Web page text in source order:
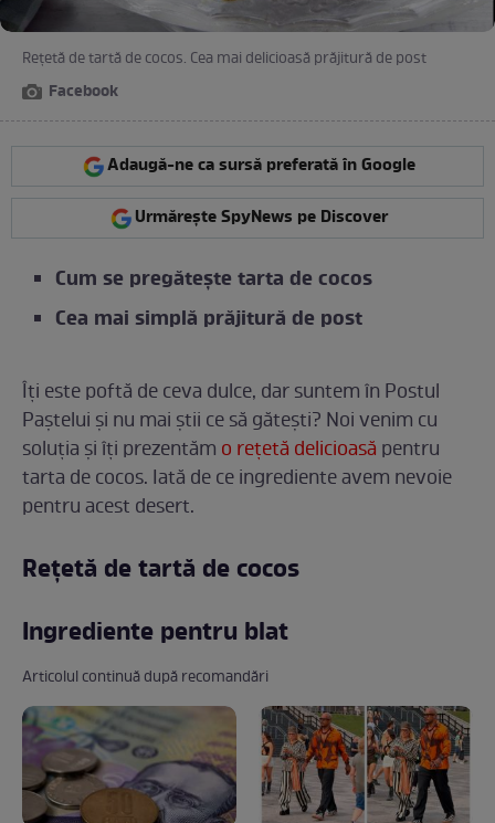
Rețetă de tartă de cocos. Cea mai delicioasă prăjitură de post
Facebook
Adaugă-ne ca sursă preferată în Google
Urmărește SpyNews pe Discover
Cum se pregătește tarta de cocos
Cea mai simplă prăjitură de post
Îți este poftă de ceva dulce, dar suntem în Postul
Paștelui și nu mai știi ce să gătești? Noi venim cu
soluția și îți prezentăm o rețetă delicioasă pentru
tarta de cocos. Iată de ce ingrediente avem nevoie
pentru acest desert.
Rețetă de tartă de cocos
Ingrediente pentru blat
Articolul continuă după recomandări